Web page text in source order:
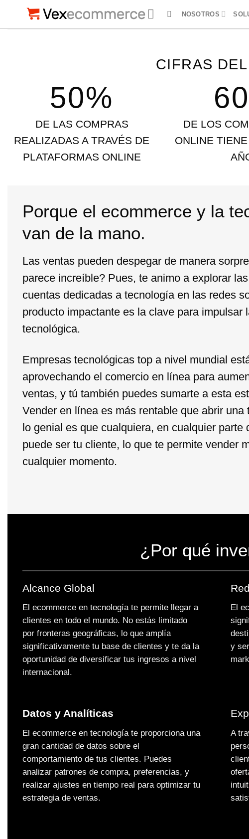
contenido
NOSOTROS
CIFRAS DEL
50%
DE LAS COMPRAS
REALIZADAS A TRAVÉS DE
PLATAFORMAS ONLINE
DE LOS
ONLINE
Porque el ecommerce y la
van de la mano.
Las ventas pueden despegar de manera
parece increíble? Pues, te animo a explorar
cuentas dedicadas a tecnología en las redes
producto impactante es la clave para impulsar
tecnológica.
Empresas tecnológicas top a nivel mundial
aprovechando el comercio en línea para
ventas, y tú también puedes sumarte a esta
Vender en línea es más rentable que abrir una
lo genial es que cualquiera, en cualquier parte
puede ser tu cliente, lo que te permite vender
cualquier momento.
¿Por qué
Alcance Global
El ecommerce en tecnología te permite llegar a
clientes en todo el mundo. No estás limitado
por fronteras geográficas, lo que amplía
significativamente tu base de clientes y te da la
oportunidad de diversificar tus ingresos a nivel
internacional.
El
y
Datos y Analíticas
El ecommerce en tecnología te proporciona una
gran cantidad de datos sobre el
comportamiento de tus clientes. Puedes
analizar patrones de compra, preferencias, y
realizar ajustes en tiempo real para optimizar tu
estrategia de ventas.
A